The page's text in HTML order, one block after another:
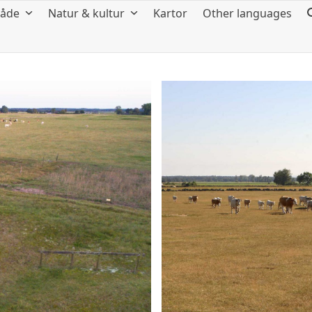
Natur & kultur Kartor Other languages